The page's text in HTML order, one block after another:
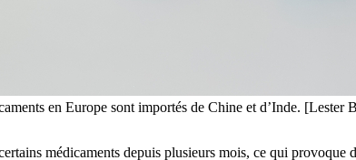
en Europe sont importés de Chine et d’Inde. [Lester
médicaments depuis plusieurs mois, ce qui provoque